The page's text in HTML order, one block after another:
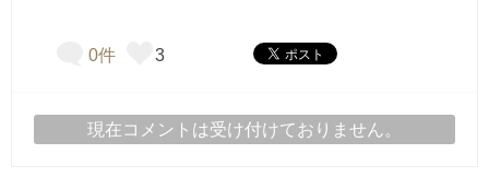
0件 3
現在コメントは受け付けておりません。